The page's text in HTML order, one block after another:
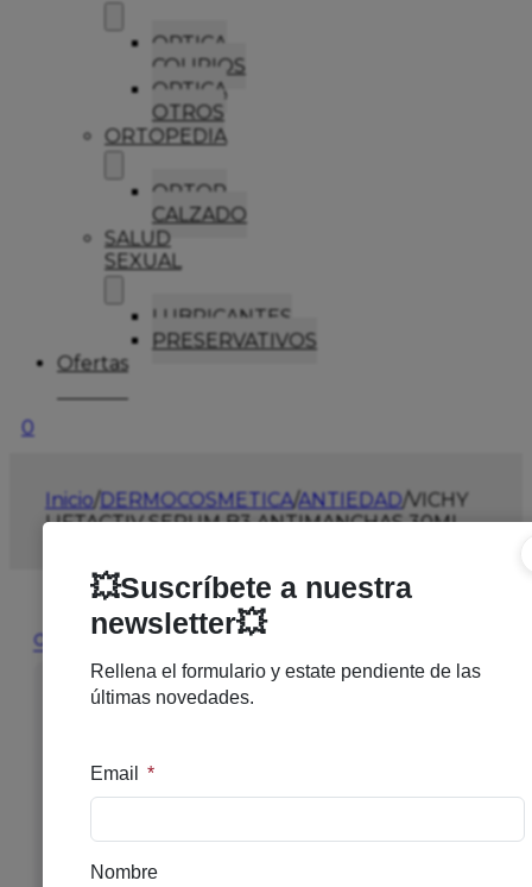
OPTICA
COLIRIOS
OPTICA
OTROS
ORTOPEDIA
ORTOP
CALZADO
SALUD
SEXUAL
LUBRICANTES
PRESERVATIVOS
Ofertas
0
Inicio/DERMOCOSMETICA/ANTIEDAD/VICHY
LIFTACTIV SERUM B3 ANTIMANCHAS 30ML
🔍